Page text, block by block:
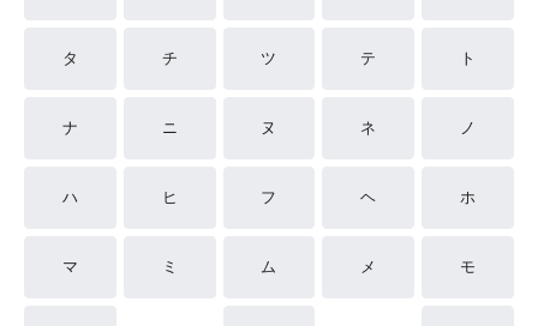
タ チ ツ テ ト
ナ ニ ヌ ネ ノ
ハ ヒ フ ヘ ホ
マ ミ ム メ モ